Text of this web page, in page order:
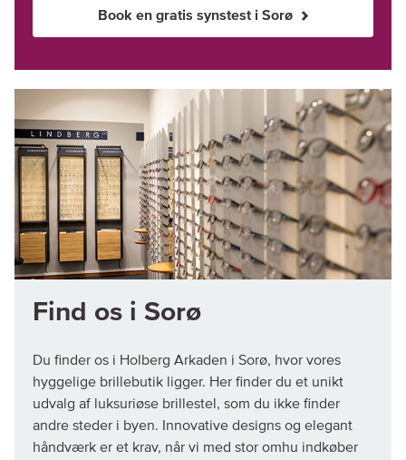
Book en gratis synstest i Sorø
Find os i Sorø
Du finder os i Holberg Arkaden i Sorø, hvor vores
hyggelige brillebutik ligger. Her finder du et unikt
udvalg af luksuriøse brillestel, som du ikke finder
andre steder i byen. Innovative designs og elegant
håndværk er et krav, når vi med stor omhu indkøber